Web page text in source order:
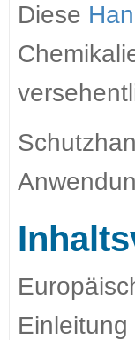
Diese
Einleitung